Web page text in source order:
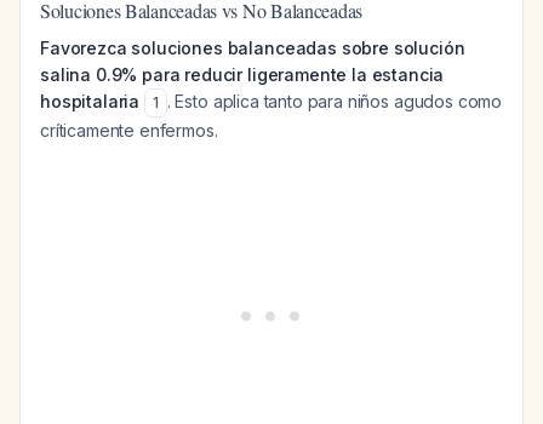
Soluciones Balanceadas vs No Balanceadas
Favorezca soluciones balanceadas sobre solución
salina 0.9% para reducir ligeramente la estancia
hospitalaria
1 . Esto aplica tanto para niños agudos como
críticamente enfermos.